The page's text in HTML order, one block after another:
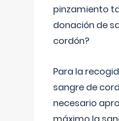
pinzamiento
donación de
cordón?
Para la
sangre de
necesario